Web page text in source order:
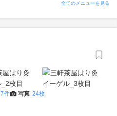
全てのメニューを見る
7件 写真 24枚